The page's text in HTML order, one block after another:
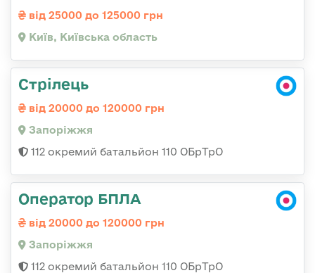
від 25000 до 125000 грн
Київ, Київська область
Стрілець
від 20000 до 120000 грн
Запоріжжя
112 окремий батальйон 110 ОБрТрО
Оператор БПЛА
від 20000 до 120000 грн
Запоріжжя
112 окремий батальйон 110 ОБрТрО